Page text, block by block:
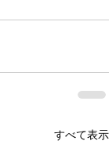
すべて表示